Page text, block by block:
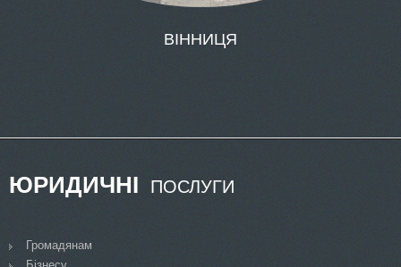
ЮРИДИЧНІ ПОСЛУГИ
Громадянам
Бізнесу